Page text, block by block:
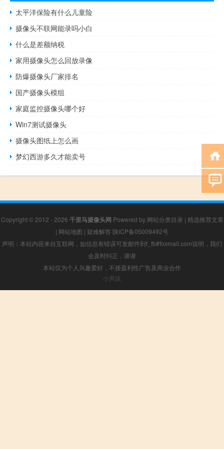
太平洋保险有什么儿童险
摄像头不联网能录吗小白
什么是差额纳税
家用摄像头怎么回放录像
防爆摄像头厂家排名
国产摄像头模组
家庭监控摄像头哪个好
Win7测试摄像头
摄像头图纸上怎么画
梦幻西游多久才能卖号
Copyright © 2012 - 2026 千里马摄像头网 Powered by 网站分类目录 | 精选推荐文章
| 网站地图 | 疑难解答 陕ICP备05009492号
声明：本站内容来自互联网，如信息有错误可发邮件到f_fb#foxmail.com说明，我们
会及时纠正，谢谢
本站仅为个人兴趣爱好，不接盈利性广告及商业合作
小男孩